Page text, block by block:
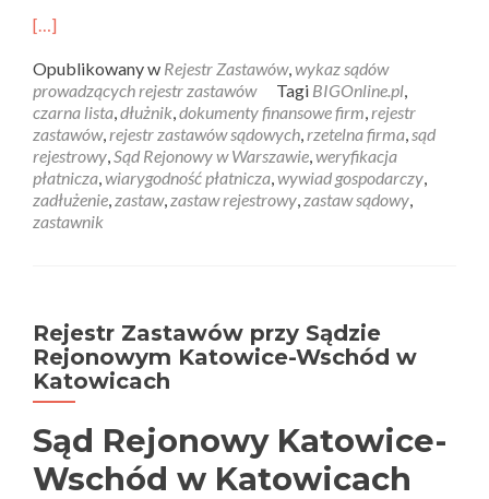
[…]
Opublikowany w Rejestr Zastawów,wykaz sądów
prowadzących rejestr zastawów
Tagi BIGOnline.pl,
czarna lista,dłużnik,dokumenty finansowe firm,rejestr
zastawów,rejestr zastawów sądowych,rzetelna firma,sąd
rejestrowy,Sąd Rejonowy w Warszawie,weryfikacja
płatnicza,wiarygodność płatnicza,wywiad gospodarczy,
zadłużenie,zastaw,zastaw rejestrowy,zastaw sądowy,
zastawnik
Rejestr Zastawów przy Sądzie
Rejonowym Katowice-Wschód w
Katowicach
Sąd Rejonowy Katowice-
Wschód w Katowicach